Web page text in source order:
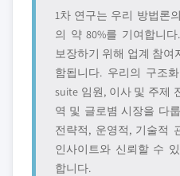
1차 연구는 우리 방법론
의 약 80%를 기여합니
보장하기 위해 업계 참여
함됩니다. 우리의 구조
suite 임원, 이사 및 주제
역 및 글로볌 시장을 다
전략적, 운영적, 기술적
인사이트와 신뢰할 수
합니다.